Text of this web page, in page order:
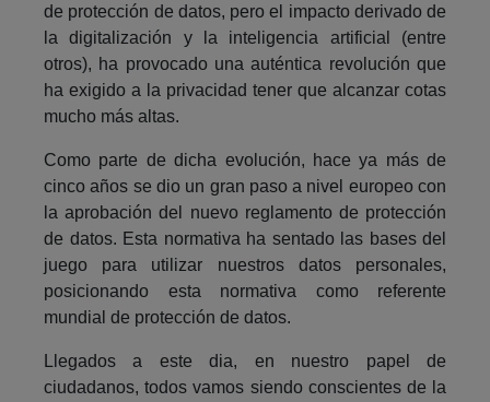
de protección de datos, pero el impacto derivado de
la digitalización y la inteligencia artificial (entre
otros), ha provocado una auténtica revolución que
ha exigido a la privacidad tener que alcanzar cotas
mucho más altas.
Como parte de dicha evolución, hace ya más de
cinco años se dio un gran paso a nivel europeo con
la aprobación del nuevo reglamento de protección
de datos. Esta normativa ha sentado las bases del
juego para utilizar nuestros datos personales,
posicionando esta normativa como referente
mundial de protección de datos.
Llegados a este dia, en nuestro papel de
ciudadanos, todos vamos siendo conscientes de la